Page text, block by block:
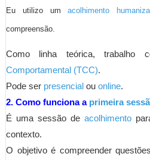
Eu utilizo umacolhimento
compreensão.
Como linha teórica, trabalho
Comportamental (TCC).
Pode ser presencialou online.
2. Como funciona a primeira
É uma sessão deacolhimento
contexto.
O objetivo é compreender